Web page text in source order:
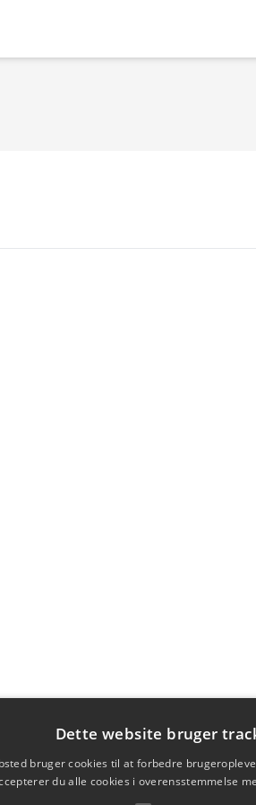
Dette website bruger
bruger cookies til at forbedre
du alle cookies i overensstemmelse